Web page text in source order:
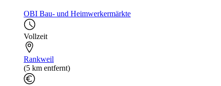
OBI Bau- und Heimwerkermärkte
Vollzeit
Rankweil
(5 km entfernt)